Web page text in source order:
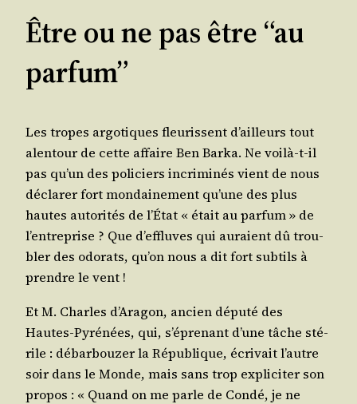
Être ou ne pas être “au
parfum”
Les tropes argo­tiques fleu­rissent d’ailleurs tout
alen­tour de cette affaire Ben Bar­ka. Ne voi­là-t-il
pas qu’un des poli­ciers incri­mi­nés vient de nous
décla­rer fort mon­dai­ne­ment qu’une des plus
hautes auto­ri­tés de l’É­tat « était au par­fum » de
l’en­tre­prise ? Que d’ef­fluves qui auraient dû trou­
bler des odo­rats, qu’on nous a dit fort sub­tils à
prendre le vent !
Et M. Charles d’A­ra­gon, ancien dépu­té des
Hautes-Pyré­nées, qui, s’é­pre­nant d’une tâche sté­
rile : débar­bou­zer la Répu­blique, écri­vait l’autre
soir dans le Monde, mais sans trop expli­ci­ter son
pro­pos : « Quand on me parle de Condé, je ne